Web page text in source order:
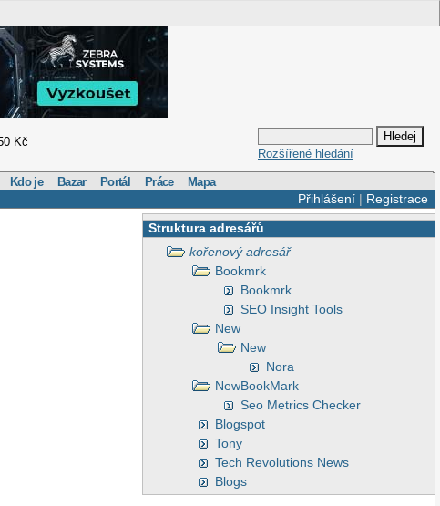
Kč
Rozšířené hledání
Kdo je Bazar Portál Práce Mapa
Přihlášení| Registrace
Struktura adresářů
kořenový adresář
Bookmrk
Bookmrk
SEO Insight Tools
New
New
Nora
NewBookMark
Seo Metrics Checker
Blogspot
Tony
Tech Revolutions News
Blogs